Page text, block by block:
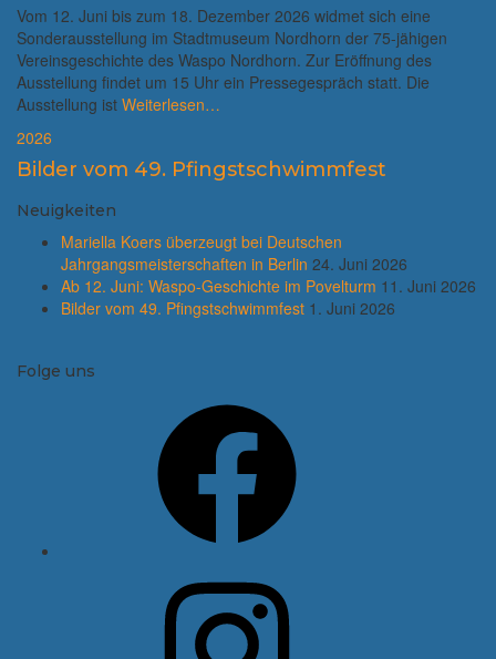
Vom 12. Juni bis zum 18. Dezember 2026 widmet sich eine
Sonderausstellung im Stadtmuseum Nordhorn der 75-jähigen
Vereinsgeschichte des Waspo Nordhorn. Zur Eröffnung des
Ausstellung findet um 15 Uhr ein Pressegespräch statt. Die
Ausstellung ist Weiterlesen…
2026
Bilder vom 49. Pfingstschwimmfest
Neuigkeiten
Mariella Koers überzeugt bei Deutschen
Jahrgangsmeisterschaften in Berlin 24. Juni 2026
Ab 12. Juni: Waspo-Geschichte im Povelturm 11. Juni 2026
Bilder vom 49. Pfingstschwimmfest 1. Juni 2026
Folge uns